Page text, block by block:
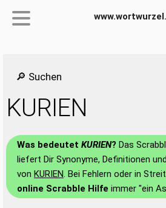
🔎 Suchen
KURIEN
Was bedeutet KURIEN? Das
liefert Dir Synonyme, Definitionen
von KURIEN. Bei Fehlern oder in
online Scrabble Hilfe immer "ein